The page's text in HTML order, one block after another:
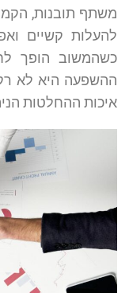
משתף תובנות,
להעלות קשיים
כשהמשוב הופך
ההשפעה היא לא
איכות ההחלטות